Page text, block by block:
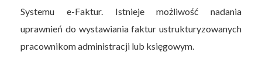
Systemu e-Faktur. Istnieje możliwość nadania
uprawnień do wystawiania faktur ustrukturyzowanych
pracownikom administracji lub księgowym.